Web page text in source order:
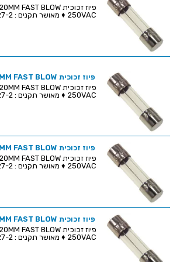
250VAC ♦ מאושר תקנים : UL , IEC 60127-2...
פיוז זכוכית 160MA 5X20MM FAST BLOW
250VAC ♦ מאושר תקנים : UL , IEC 60127-2...
פיוז זכוכית 200MA 5X20MM FAST BLOW
250VAC ♦ מאושר תקנים : UL , IEC 60127-2...
פיוז זכוכית 250MA 5X20MM FAST BLOW
250VAC ♦ מאושר תקנים : UL , IEC 60127-2...